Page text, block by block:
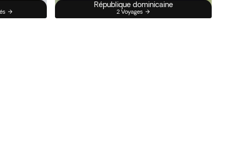
République dominicaine
2 Voyages